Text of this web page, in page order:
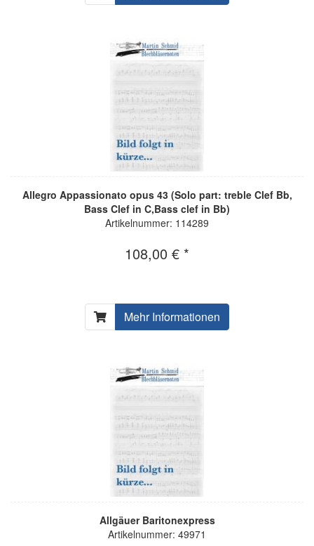
Allegro Appassionato opus 43 (Solo part: treble Clef Bb,
Bass Clef in C,Bass clef in Bb)
Artikelnummer: 114289
108,00 € *
Mehr Informationen
Allgäuer Baritonexpress
Artikelnummer: 49971